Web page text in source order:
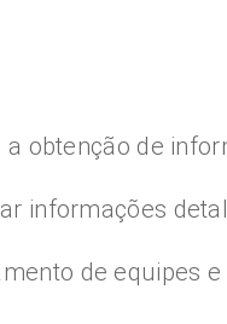
obtenção de
informações
de equipes